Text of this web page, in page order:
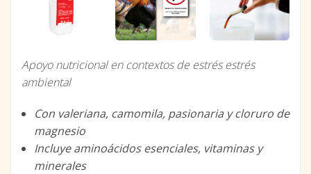
Apoyo nutricional en contextos de estrés estrés
ambiental
Con valeriana, camomila, pasionaria y cloruro de
magnesio
Incluye aminoácidos esenciales, vitaminas y
minerales